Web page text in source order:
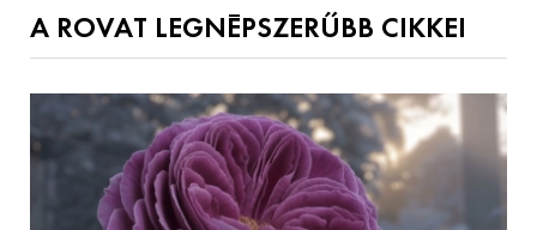
A ROVAT LEGNÉPSZERŰBB CIKKEI